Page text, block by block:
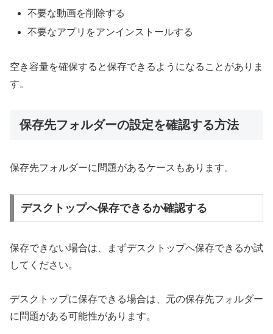
不要な動画を削除する
不要なアプリをアンインストールする
空き容量を確保すると保存できるようになることがありま
す。
保存先フォルダーの設定を確認する方法
保存先フォルダーに問題があるケースもあります。
デスクトップへ保存できるか確認する
保存できない場合は、まずデスクトップへ保存できるか試
してください。
デスクトップに保存できる場合は、元の保存先フォルダー
に問題がある可能性があります。